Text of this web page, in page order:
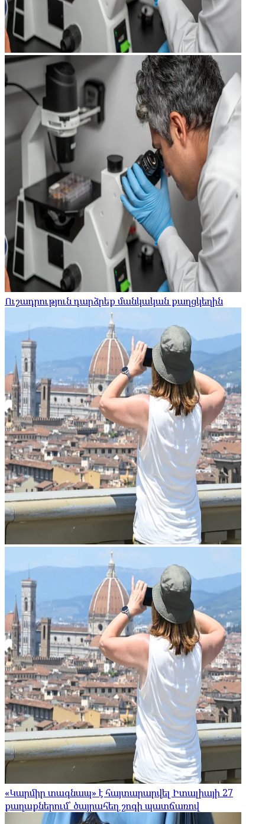
Ուշադրություն դարձրեք մանկական քաղցկեղին
«Կարմիր տագնապ» է հայտարարվել Իտալիայի 27
քաղաքներում՝ ծայրահեղ շոգի պատճառով